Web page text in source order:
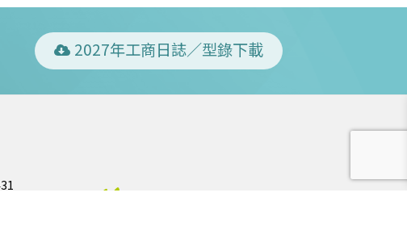
2027年工商日誌／型錄下載